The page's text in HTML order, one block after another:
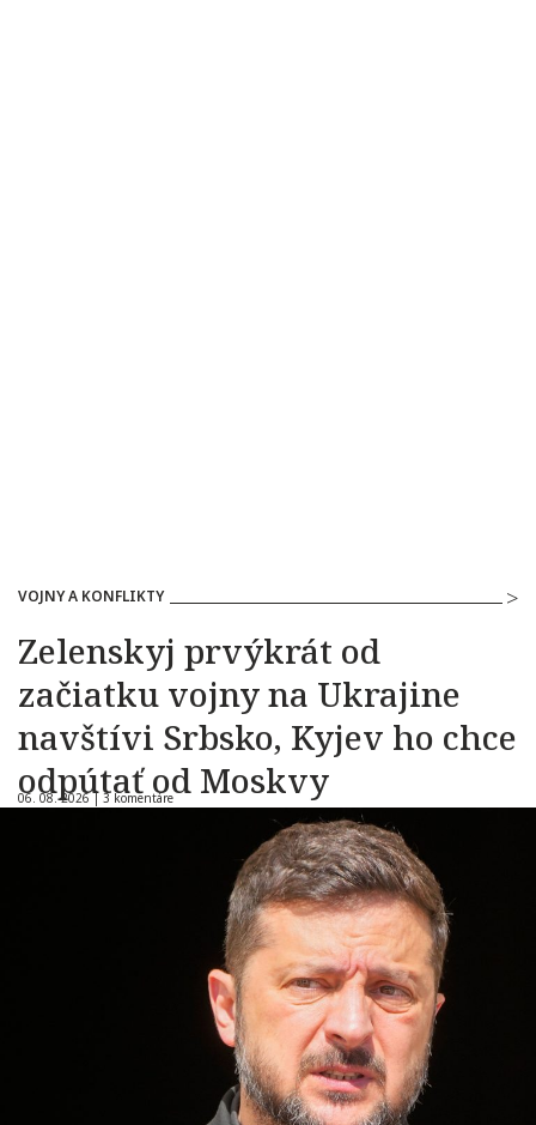
VOJNY A KONFLIKTY
Zelenskyj prvýkrát od
začiatku vojny na Ukrajine
navštívi Srbsko, Kyjev ho chce
odpútať od Moskvy
06. 08. 2026 | 3 komentáre